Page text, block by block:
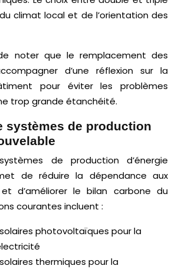
climat local et de l’orientation des
noter que le remplacement des
d’une réflexion sur la
pour éviter les problèmes
trop grande étanchéité.
systèmes de production
de production d’énergie
de réduire la dépendance aux
d’améliorer le bilan carbone du
courantes incluent :
photovoltaïques pour la
thermiques pour la